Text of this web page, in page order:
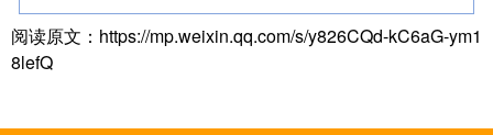
阅读原文：https://mp.weixin.qq.com/s/y826CQd-kC6aG-ym1
8lefQ